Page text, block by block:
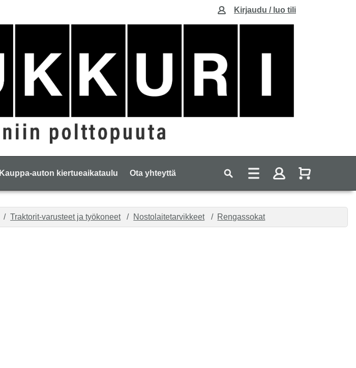
Kirjaudu / luo tili
Kauppa-auton kiertueaikataulu Ota yhteyttä
Traktorit-varusteet ja työkoneet Nostolaitetarvikkeet Rengassokat